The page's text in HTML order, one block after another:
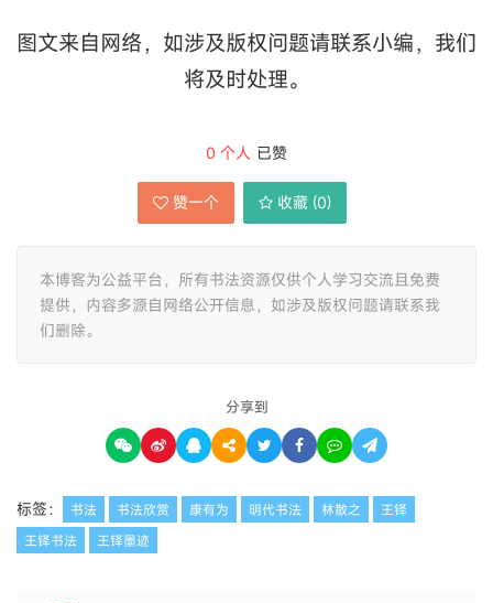
图文来自网络，如涉及版权问题请联系小编，我们
将及时处理。
0 个人 已赞
赞一个 收藏 (0)
本博客为公益平台，所有书法资源仅供个人学习交流且免费
提供，内容多源自网络公开信息，如涉及版权问题请联系我
们删除。
分享到
标签： 书法 书法欣赏 康有为 明代书法 林散之
王铎
王铎书法
王铎墨迹